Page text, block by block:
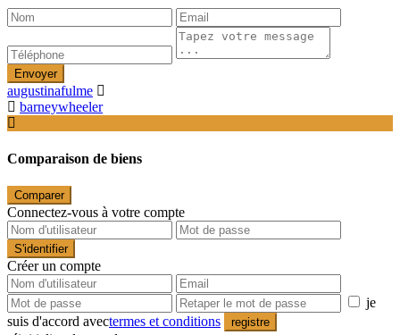
Envoyer
augustinafulme
barneywheeler
Comparaison de biens
Comparer
Connectez-vous à votre compte
S'identifier
Créer un compte
je
suis d'accord avectermes et conditions registre